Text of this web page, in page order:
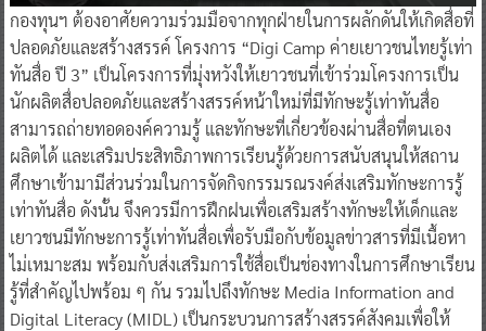
กองทุนฯ ต้องอาศัยความร่วมมือจากทุกฝ่ายในการผลักดันให้เกิดสื่อที่
ปลอดภัยและสร้างสรรค์ โครงการ “Digi Camp ค่ายเยาวชนไทยรู้เท่า
ทันสื่อ ปี 3” เป็นโครงการที่มุ่งหวังให้เยาวชนที่เข้าร่วมโครงการเป็น
นักผลิตสื่อปลอดภัยและสร้างสรรค์หน้าใหม่ที่มีทักษะรู้เท่าทันสื่อ
สามารถถ่ายทอดองค์ความรู้ และทักษะที่เกี่ยวข้องผ่านสื่อที่ตนเอง
ผลิตได้ และเสริมประสิทธิภาพการเรียนรู้ด้วยการสนับสนุนให้สถาน
ศึกษาเข้ามามีส่วนร่วมในการจัดกิจกรรมรณรงค์ส่งเสริมทักษะการรู้
เท่าทันสื่อ ดังนั้น จึงควรมีการฝึกฝนเพื่อเสริมสร้างทักษะให้เด็กและ
เยาวชนมีทักษะการรู้เท่าทันสื่อเพื่อรับมือกับข้อมูลข่าวสารที่มีเนื้อหา
ไม่เหมาะสม พร้อมกับส่งเสริมการใช้สื่อเป็นช่องทางในการศึกษาเรียน
รู้ที่สำคัญไปพร้อม ๆ กัน รวมไปถึงทักษะ Media Information and
Digital Literacy (MIDL) เป็นกระบวนการสร้างสรรค์สังคมเพื่อให้